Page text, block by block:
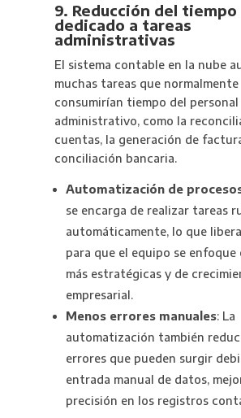
9. Reducción del tiempo
dedicado a tareas
administrativas
El sistema contable en la nube
muchas tareas que normalmente
consumirían tiempo del personal
administrativo, como la
cuentas, la generación de
conciliación bancaria.
Automatización de
se encarga de realizar tareas
automáticamente, lo que
para que el equipo se enfoque
más estratégicas y de
empresarial.
Menos errores manuales: La
automatización también
errores que pueden surgir
entrada manual de datos,
precisión en los registros